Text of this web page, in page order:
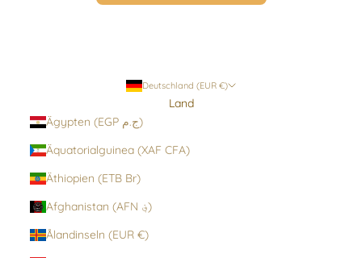
Deutschland (EUR €)
Land
Ägypten (EGP ج.م)
Äquatorialguinea (XAF CFA)
Äthiopien (ETB Br)
Afghanistan (AFN ؋)
Ålandinseln (EUR €)